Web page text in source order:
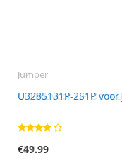
Jumper
U3285131P-2S1P
€49.99